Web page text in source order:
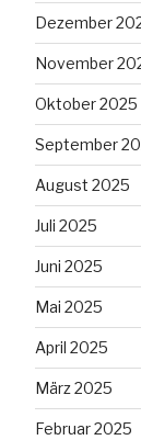
Dezember
November
Oktober 2025
September
August 2025
Juli 2025
Juni 2025
Mai 2025
April 2025
März 2025
Februar 2025